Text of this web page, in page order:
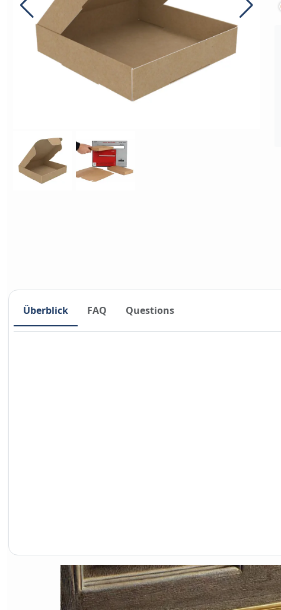
Überblick FAQ Questions